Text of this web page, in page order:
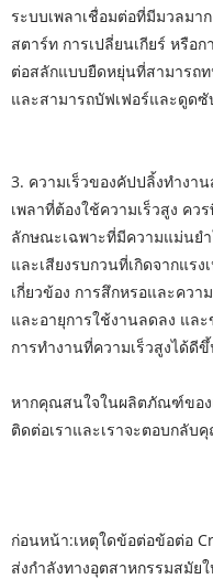
ระบบเพลาเชื่อมต่อที่มีมวลม
สตาร์ท การเปลี่ยนเกียร์ หรื
ต่อสลักแบบยืดหยุ่นที่สามารถ
และสามารถบัฟเฟอร์และดูด
3. ความเร็วของคัปปลิ้งทำงา
เพลาที่ต้องใช้ความเร็วสูง ค
ลักษณะเฉพาะที่มีความแม่นย
และเสียงรบกวนที่เกิดจากแร
เกี่ยวข้อง การสึกหรอและคว
และอายุการใช้งานลดลง แล
การทำงานที่ความเร็วสูงได้ดี
หากคุณสนใจในผลิตภัณฑ์ของ
ติดต่อเราและเราจะตอบกลับ
ก่อนหน้า:เหตุใดข้อต่อข้อต่อ
ส่งกำลังทางอุตสาหกรรมสมัย